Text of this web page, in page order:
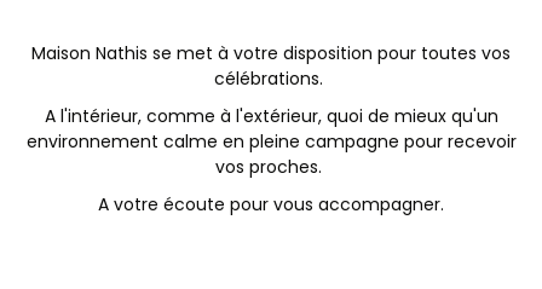
Maison Nathis se met à votre disposition pour toutes vos
célébrations.
A l'intérieur, comme à l'extérieur, quoi de mieux qu'un
environnement calme en pleine campagne pour recevoir
vos proches.
A votre écoute pour vous accompagner.